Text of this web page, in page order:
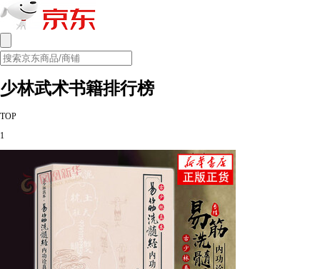
少林武术书籍排行榜
TOP
1